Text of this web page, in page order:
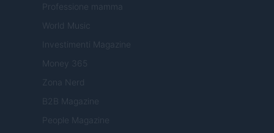
Professione mamma
World Music
Investimenti Magazine
Money 365
Zona Nerd
B2B Magazine
People Magazine